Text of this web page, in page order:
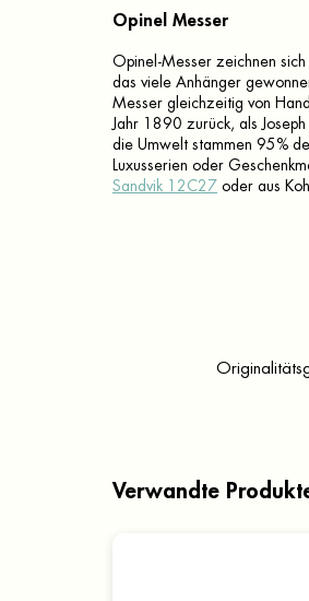
Opinel Messer
Opinel-Messer zeichnen
das viele Anhänger
Messer gleichzeitig von
Jahr 1890 zurück, als
die Umwelt stammen 95%
Luxusserien oder
Sandvik 12C27 oder aus
Verwandte